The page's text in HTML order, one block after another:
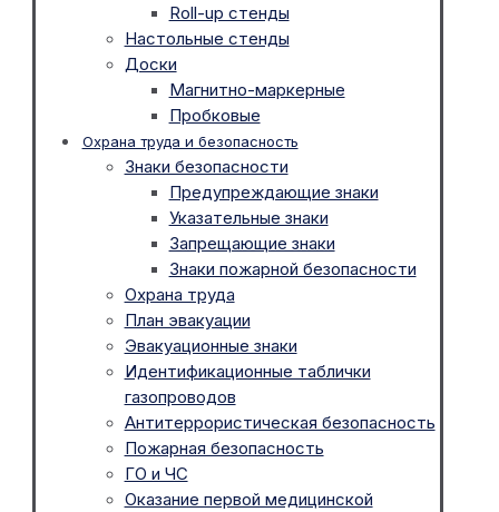
Roll-up стенды
Настольные стенды
Доски
Магнитно-маркерные
Пробковые
Охрана труда и безопасность
Знаки безопасности
Предупреждающие знаки
Указательные знаки
Запрещающие знаки
Знаки пожарной безопасности
Охрана труда
План эвакуации
Эвакуационные знаки
Идентификационные таблички
газопроводов
Антитеррористическая безопасность
Пожарная безопасность
ГО и ЧС
Оказание первой медицинской